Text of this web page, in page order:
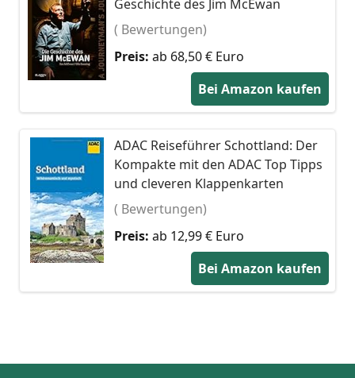
Geschichte des Jim McEwan
( Bewertungen)
Preis: ab 68,50 € Euro
Bei Amazon kaufen
ADAC Reiseführer Schottland: Der
Kompakte mit den ADAC Top Tipps
und cleveren Klappenkarten
( Bewertungen)
Preis: ab 12,99 € Euro
Bei Amazon kaufen